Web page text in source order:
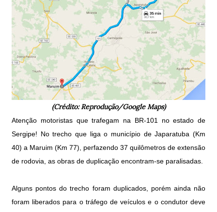
(Crédito: Reprodução/Google Maps)
Atenção motoristas que trafegam na BR-101 no estado de
Sergipe! No trecho que liga o município de Japaratuba (Km
40) a Maruim (Km 77), perfazendo 37 quilômetros de extensão
de rodovia, as obras de duplicação encontram-se paralisadas.
Alguns pontos do trecho foram duplicados, porém ainda não
foram liberados para o tráfego de veículos e o condutor deve